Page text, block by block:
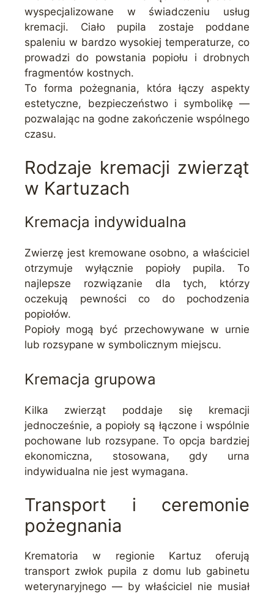
wyspecjalizowane w świadczeniu usług
kremacji. Ciało pupila zostaje poddane
spaleniu w bardzo wysokiej temperaturze, co
prowadzi do powstania popiołu i drobnych
fragmentów kostnych.
To forma pożegnania, która łączy aspekty
estetyczne, bezpieczeństwo i symbolikę —
pozwalając na godne zakończenie wspólnego
czasu.
Rodzaje kremacji zwierząt
w Kartuzach
Kremacja indywidualna
Zwierzę jest kremowane osobno, a właściciel
otrzymuje wyłącznie popioły pupila. To
najlepsze rozwiązanie dla tych, którzy
oczekują pewności co do pochodzenia
popiołów.
Popioły mogą być przechowywane w urnie
lub rozsypane w symbolicznym miejscu.
Kremacja grupowa
Kilka zwierząt poddaje się kremacji
jednocześnie, a popioły są łączone i wspólnie
pochowane lub rozsypane. To opcja bardziej
ekonomiczna, stosowana, gdy urna
indywidualna nie jest wymagana.
Transport i ceremonie
pożegnania
Krematoria w regionie Kartuz oferują
transport zwłok pupila z domu lub gabinetu
weterynaryjnego — by właściciel nie musiał